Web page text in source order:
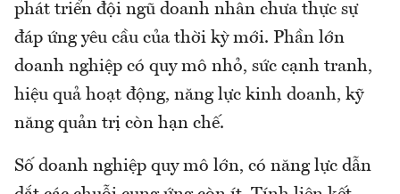
phát triển đội ngũ doanh nhân chưa thực sự
đáp ứng yêu cầu của thời kỳ mới. Phần lớn
doanh nghiệp có quy mô nhỏ, sức cạnh tranh,
hiệu quả hoạt động, năng lực kinh doanh, kỹ
năng quản trị còn hạn chế.
Số doanh nghiệp quy mô lớn, có năng lực dẫn